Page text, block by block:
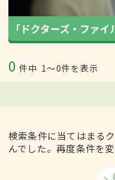
0 件中 1〜0件を表示
検索条件に当てはまる
んでした。再度条件を